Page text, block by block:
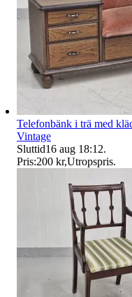
Telefonbänk i trä med
Vintage
Sluttid16 aug 18:12.
Pris:200 kr,Utropspris.